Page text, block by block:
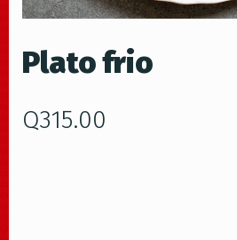
Plato frio
Q315.00